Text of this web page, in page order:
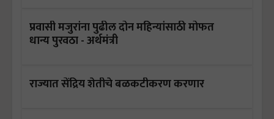
प्रवासी मजुरांना पुढील दोन महिन्यांसाठी मोफत
धान्य पुरवठा - अर्थमंत्री
राज्यात सेंद्रिय शेतीचे बळकटीकरण करणार